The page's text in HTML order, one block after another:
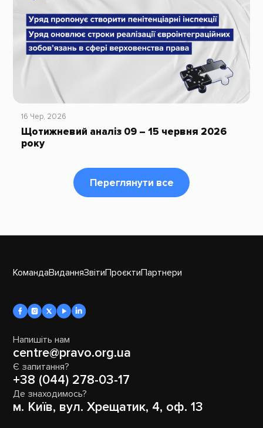
16 Чер, 2026
Щотижневий аналіз 09 – 15 червня 2026
року
Переглянути все
КомандаВиданняЗвітиПроєктиПартнери
Напишіть нам
centre@pravo.org.ua
Є запитання?
+38 (044) 278-03-17
Де знаходимось?
м. Київ, вул. Хрещатик, 4, оф. 13